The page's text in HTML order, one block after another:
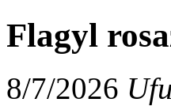
Flagyl
8/7/2026